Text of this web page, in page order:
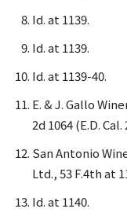
Id. at 1139.
Id. at 1139.
Id. at 1139-40.
E. & J. Gallo
2d 1064 (E.D. Cal.
San Antonio
Ltd., 53 F.4th at
Id. at 1140.